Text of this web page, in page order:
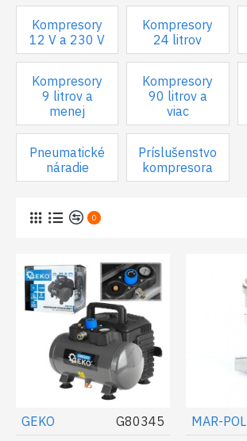
Kompresory
12 V a 230 V
Kompresory
24 litrov
Kompresory
9 litrov a
menej
Kompresory
90 litrov a
viac
Pneumatické
náradie
Príslušenstvo
kompresora
0
GEKO G80345 MAR-POL